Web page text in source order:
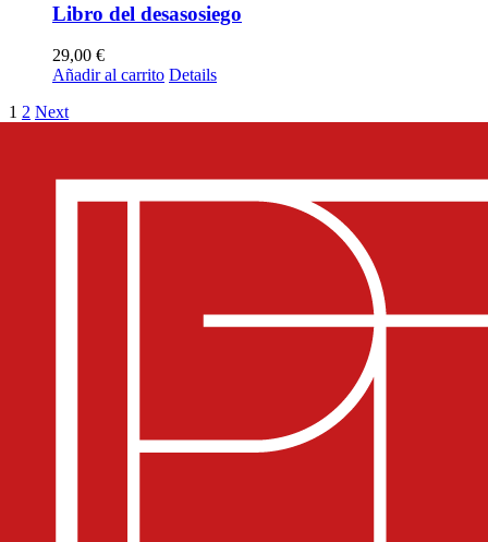
Libro del desasosiego
29,00 €
Añadir al carrito Details
1 2 Next